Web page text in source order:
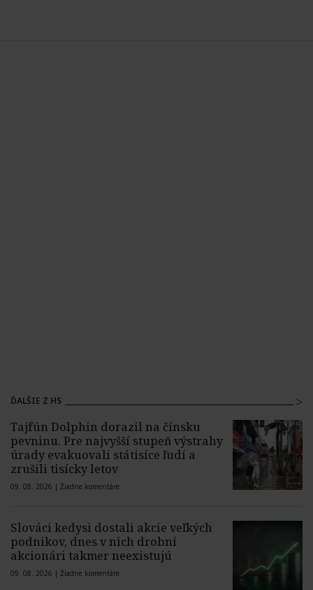
ĎALŠIE Z HS
Tajfún Dolphin dorazil na čínsku
pevninu. Pre najvyšší stupeň výstrahy
úrady evakuovali státisíce ľudí a
zrušili tisícky letov
09. 08. 2026 | Žiadne komentáre
Slováci kedysi dostali akcie veľkých
podnikov, dnes v nich drobní
akcionári takmer neexistujú
09. 08. 2026 | Žiadne komentáre